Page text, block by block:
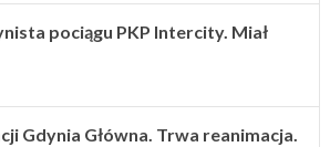
pociągu PKP Intercity. Miał
Gdynia Główna. Trwa reanimacja.